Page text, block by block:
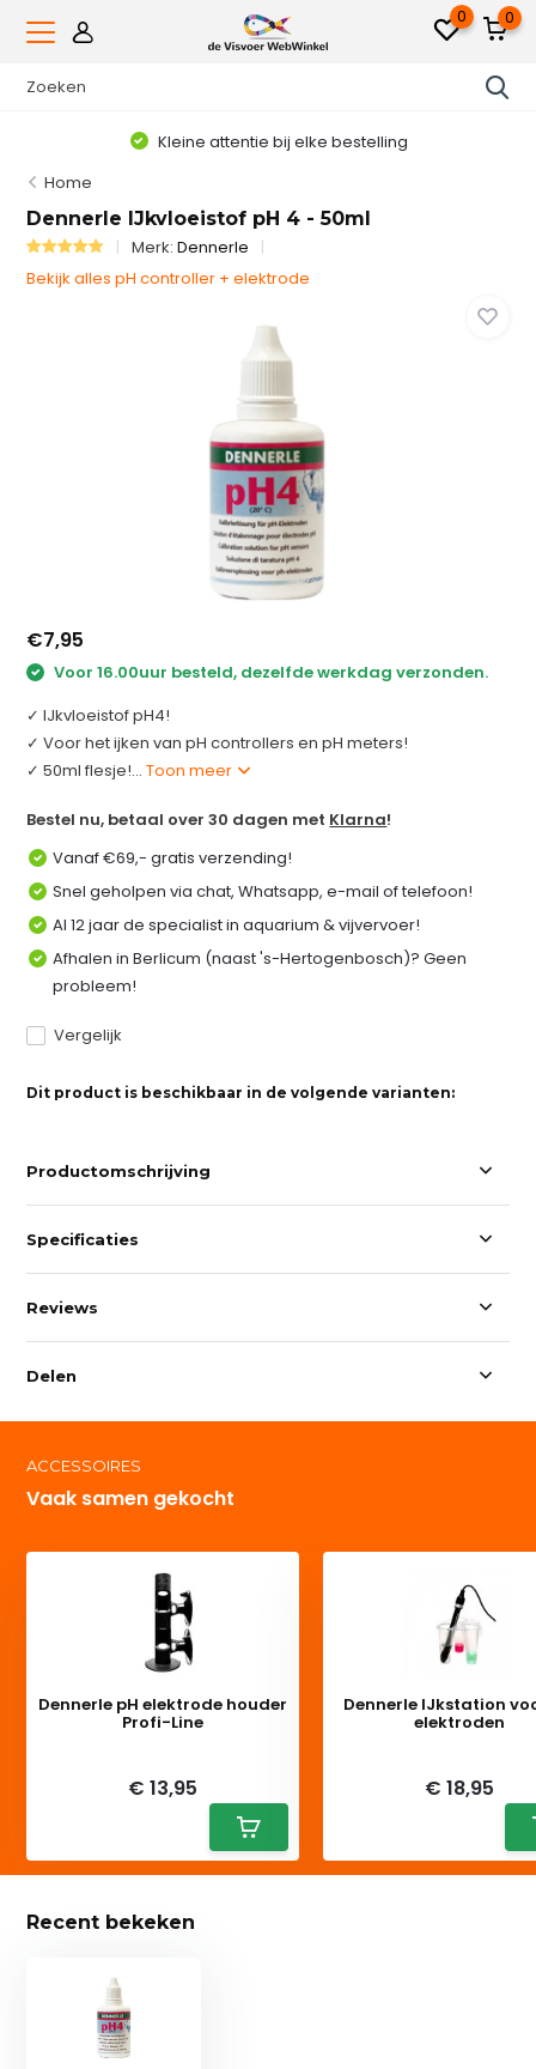
0 0
Kleine attentie bij elke bestelling
Home
Dennerle IJkvloeistof pH 4 - 50ml
Merk:Dennerle
Bekijk alles pH controller + elektrode
€7,95
Voor 16.00uur besteld, dezelfde werkdag verzonden.
✓ IJkvloeistof pH4!
✓ Voor het ijken van pH controllers en pH meters!
✓ 50ml flesje!...Toon meer
Bestel nu, betaal over 30 dagen met Klarna!
Vanaf €69,- gratis verzending!
Snel geholpen via chat, Whatsapp, e-mail of telefoon!
Al 12 jaar de specialist in aquarium & vijvervoer!
Afhalen in Berlicum (naast 's-Hertogenbosch)? Geen
probleem!
Vergelijk
Dit product is beschikbaar in de volgende varianten:
Productomschrijving
Specificaties
Reviews
Delen
ACCESSOIRES
Vaak samen gekocht
Dennerle pH elektrode houder
Profi-Line
€ 13,95
Dennerle IJkstation
elektroden
€ 18,95
Recent bekeken